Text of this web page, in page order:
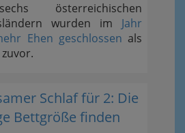
österreichischen
wurden im Jahr
Ehen geschlossen als
Schlaf für 2: Die
Bettgröße finden